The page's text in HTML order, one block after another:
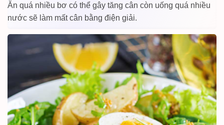
Ăn quá nhiều bơ có thể gây tăng cân còn uống quá nhiều
nước sẽ làm mất cân bằng điện giải.